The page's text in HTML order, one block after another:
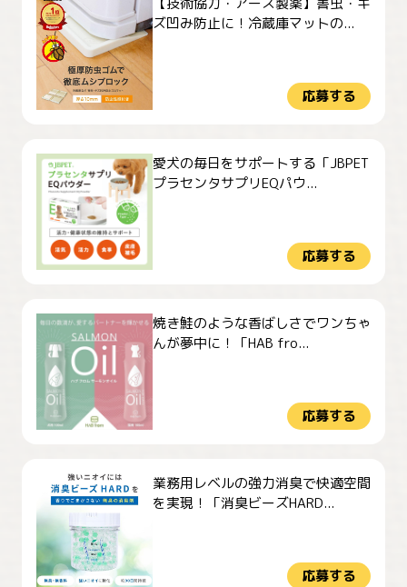
ズ凹み防止に！冷蔵庫マットの...
応募する
愛犬の毎日をサポートする「JBPET
プラセンタサプリEQパウ...
応募する
焼き鮭のような香ばしさでワンちゃ
んが夢中に！「HAB fro...
応募する
業務用レベルの強力消臭で快適空間
を実現！「消臭ビーズHARD...
応募する